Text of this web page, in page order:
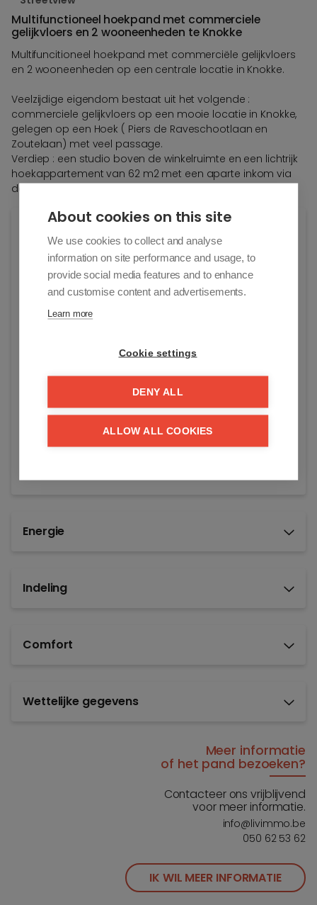
Multifunctioneel hoekpand met commerciele
gelijkvloers en 2 wooneenheden te Knokke
Multifuncitioneel hoekpand met commerciële gelijkvloers
en 2 wooneenheden op een centrale locatie in Knokke.
Veelzijdige eigendom bestaat uit het volgende :
commerciele gelijkvloers op een mooie locatie in Knokke,
gelegen op een Hoek ( Piers de Raveschootlaan en
Zoutelaan) met veel passage.
Verdiep : een studio boven de winkelruimte en een lichtrijk
hoekappartement van 62 m2 met een aparte inkom via
de Zoutelaan.
Algemene info
Adres:
Piers de Raveschootlaan 20
Knokke-Heist
Algemene staat:
Beschikbaar vanaf:
Energie
Indeling
Comfort
Wettelijke gegevens
Meer informatie
of het pand bezoeken?
Contacteer ons vrijblijvend
voor meer informatie.
info@livimmo.be
050 62 53 62
IK WIL MEER INFORMATIE
About cookies on this site
We use cookies to collect and analyse
information on site performance and usage, to
provide social media features and to enhance
and customise content and advertisements.
Learn more
Cookie settings
DENY ALL
ALLOW ALL COOKIES